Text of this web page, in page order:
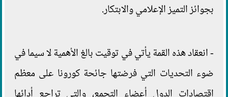
بجوائز التميز الإعلامي والابتكار.
- انعقاد هذه القمة يأتي في توقيت بالغ الأهمية لا سيما في
ضوء التحديات التي فرضتها جائحة كورونا على معظم